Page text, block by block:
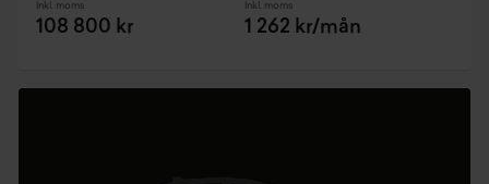
Inkl. moms
108 800 kr
Inkl. moms
1 262 kr/mån